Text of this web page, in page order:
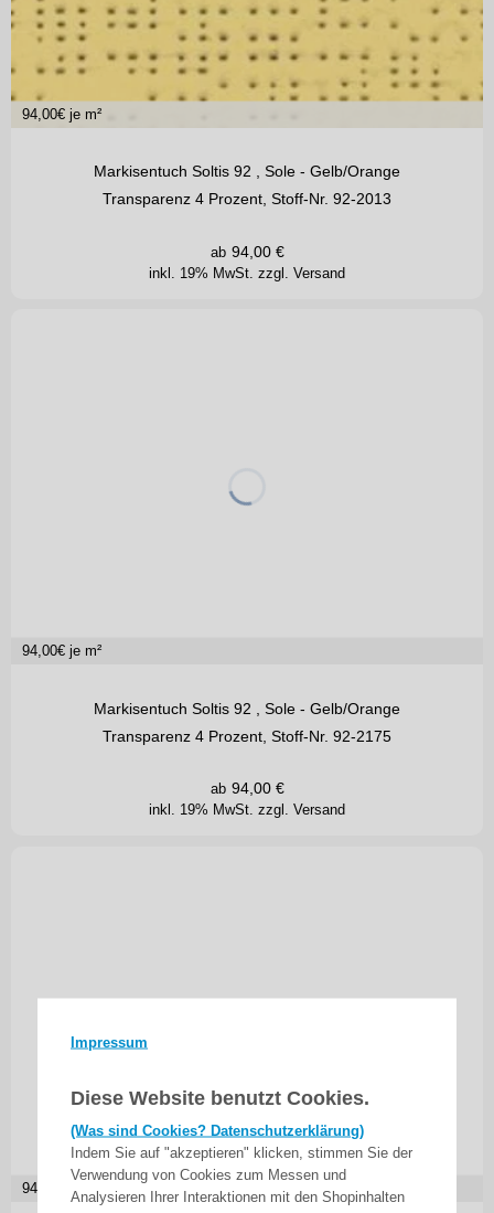
Impressum
Diese Website benutzt Cookies.
(Was sind Cookies? Datenschutzerklärung)
Indem Sie auf "akzeptieren" klicken, stimmen Sie der
Verwendung von Cookies zum Messen und
Analysieren Ihrer Interaktionen mit den Shopinhalten
94,00€ je m²
Markisentuch Soltis 92 , Sole - Gelb/Orange
Transparenz 4 Prozent, Stoff-Nr. 92-2013
inkl. 19% MwSt. zzgl. Versand
ab 94,00€
94,00€ je m²
Markisentuch Soltis 92 , Sole - Gelb/Orange
Transparenz 4 Prozent, Stoff-Nr. 92-2175
inkl. 19% MwSt. zzgl. Versand
ab 94,00€
94,00 € je m²